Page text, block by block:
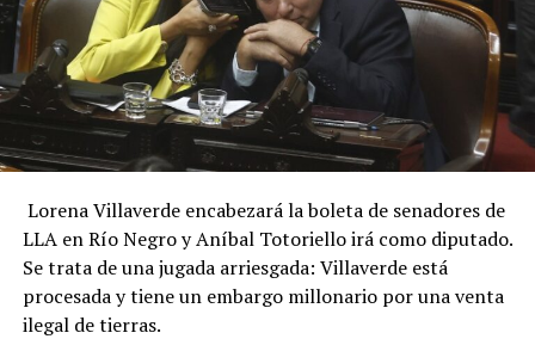
Lorena Villaverde encabezará la boleta de senadores de
LLA en Río Negro y Aníbal Totoriello irá como diputado.
Se trata de una jugada arriesgada: Villaverde está
procesada y tiene un embargo millonario por una venta
ilegal de tierras.